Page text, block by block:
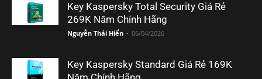
Key Kaspersky Total Security Giá Rẻ
269K Năm Chính Hãng
Nguyễn Thái Hiển - 06/04/2026
Key Kaspersky Standard Giá Rẻ 169K